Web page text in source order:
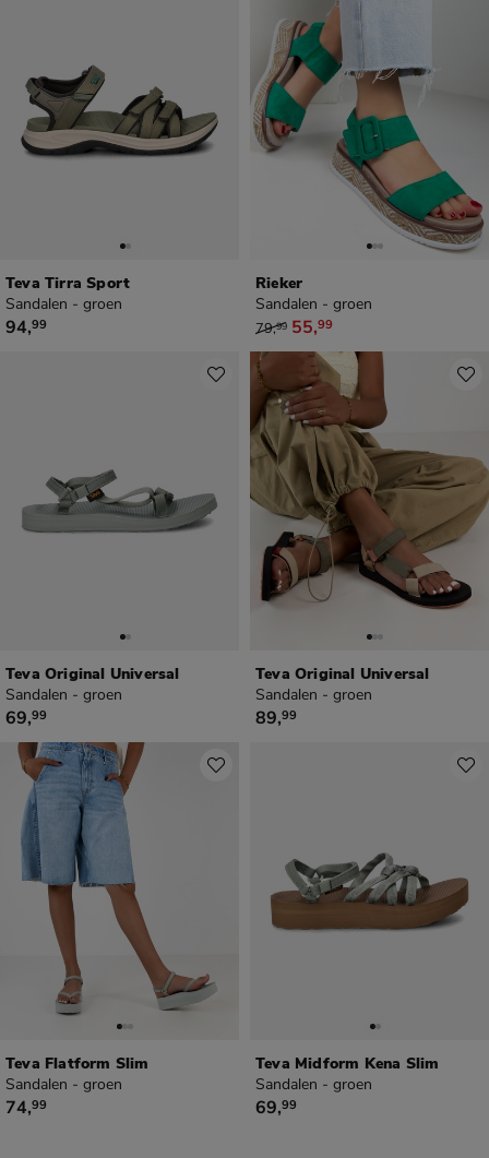
Teva Tirra Sport
Sandalen - groen
€ 94,99
94,99
Rieker
Sandalen - groen
van € 79,99 voor € 55,99
79,99 55,99
Teva Original Universal
Sandalen - groen
€ 69,99
69,99
Teva Original Universal
Sandalen - groen
€ 89,99
89,99
Teva Flatform Slim
Sandalen - groen
€ 74,99
74,99
Teva Midform Kena Slim
Sandalen - groen
€ 69,99
69,99